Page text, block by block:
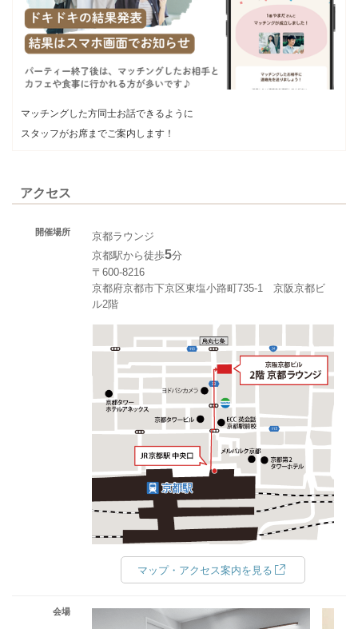
マッチングした方同士お話できるように
スタッフがお席までご案内します！
アクセス
開催場所
京都ラウンジ
京都駅から徒歩5分
〒600-8216
京都府京都市下京区東塩小路町735-1 京阪京都ビ
ル2階
マップ・アクセス案内を見る
会場